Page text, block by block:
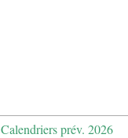
Calendriers prév. 2026